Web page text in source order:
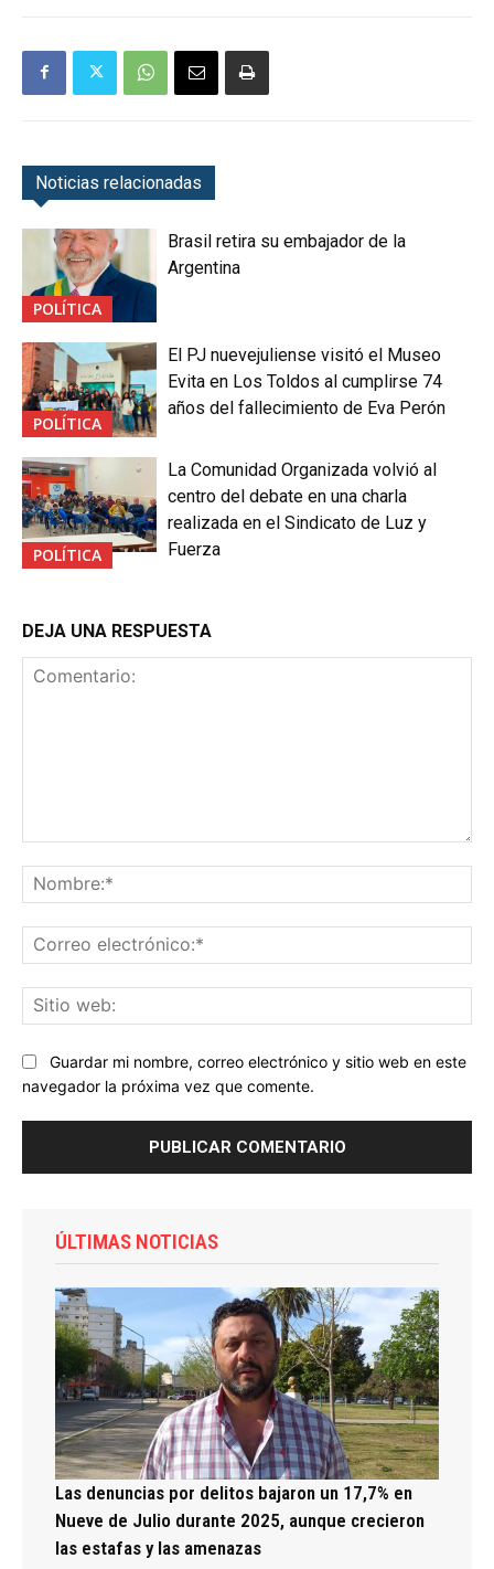
Noticias relacionadas
POLÍTICA
Brasil retira su embajador de la
Argentina
POLÍTICA
El PJ nuevejuliense visitó el Museo
Evita en Los Toldos al cumplirse 74
años del fallecimiento de Eva Perón
POLÍTICA
La Comunidad Organizada volvió al
centro del debate en una charla
realizada en el Sindicato de Luz y
Fuerza
DEJA UNA RESPUESTA
Guardar mi nombre, correo electrónico y sitio web en este
navegador la próxima vez que comente.
ÚLTIMAS NOTICIAS
Las denuncias por delitos bajaron un 17,7% en
Nueve de Julio durante 2025, aunque crecieron
las estafas y las amenazas